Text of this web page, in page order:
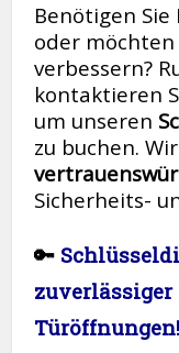
Benötigen
oder möchten
verbessern?
kontaktieren
um unseren
zu buchen.
Sicherheits-
🔑
Türöffnungen!